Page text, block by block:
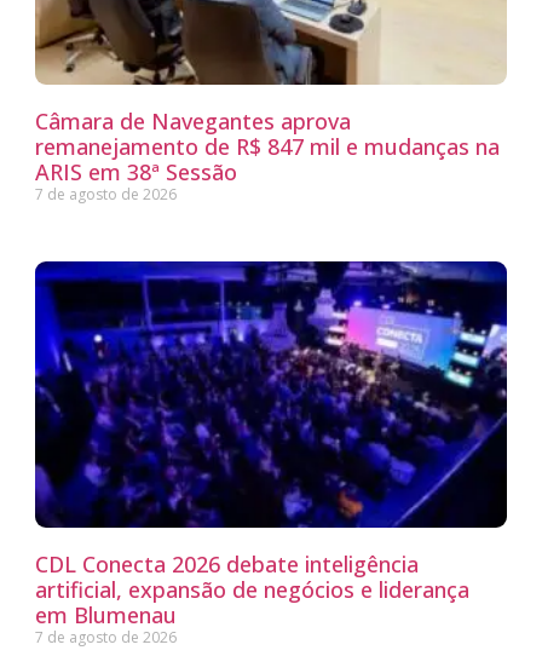
Câmara de Navegantes aprova
remanejamento de R$ 847 mil e mudanças na
ARIS em 38ª Sessão
7 de agosto de 2026
CDL Conecta 2026 debate inteligência
artificial, expansão de negócios e liderança
em Blumenau
7 de agosto de 2026